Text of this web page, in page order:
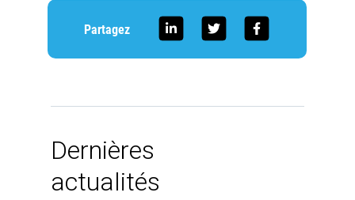
Partagez
Dernières
actualités